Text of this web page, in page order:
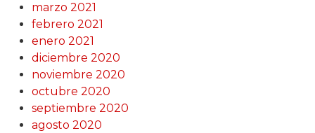
marzo 2021
febrero 2021
enero 2021
diciembre 2020
noviembre 2020
octubre 2020
septiembre 2020
agosto 2020